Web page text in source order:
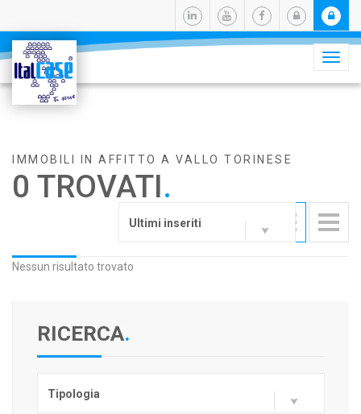
IMMOBILI IN AFFITTO A VALLO TORINESE
0 TROVATI.
Ultimi inseriti
Nessun risultato trovato
RICERCA.
Tipologia